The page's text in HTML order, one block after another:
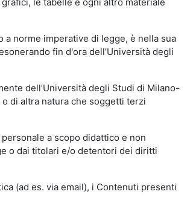
norme imperative di legge, è nella sua
fin d'ora dell’Università degli
dell’Università degli Studi di Milano-
di altra natura che soggetti terzi
a scopo didattico e non
o dai titolari e/o detentori dei diritti
(ad es. via email), i Contenuti presenti